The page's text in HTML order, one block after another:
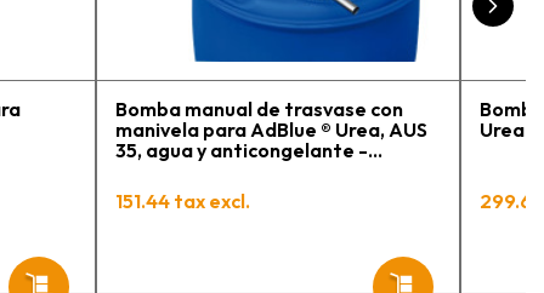
Bomba manual de trasvase con
manivela para AdBlue ® Urea, AUS
35, agua y anticongelante -
PIUSI
151.44 tax excl.
Urea